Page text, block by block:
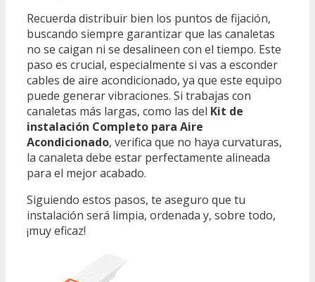
Recuerda distribuir bien los puntos de fijación,
buscando siempre garantizar que las canaletas
no se caigan ni se desalineen con el tiempo. Este
paso es crucial, especialmente si vas a esconder
cables de aire acondicionado, ya que este equipo
puede generar vibraciones. Si trabajas con
canaletas más largas, como las del Kit de
instalación Completo para Aire
Acondicionado, verifica que no haya curvaturas,
la canaleta debe estar perfectamente alineada
para el mejor acabado.
Siguiendo estos pasos, te aseguro que tu
instalación será limpia, ordenada y, sobre todo,
¡muy eficaz!